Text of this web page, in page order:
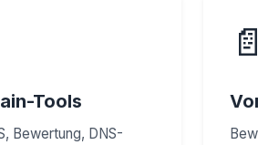
Tools
Bewertung, DNS-
📄